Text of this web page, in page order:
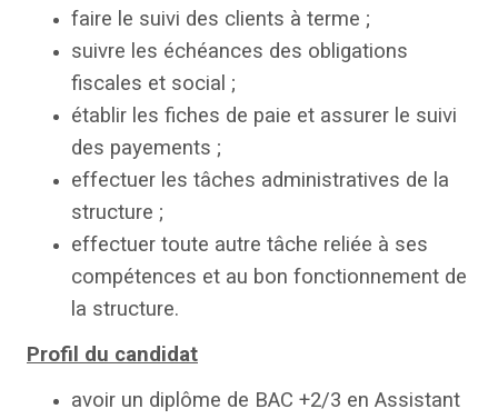
faire le suivi des clients à terme ;
suivre les échéances des obligations
fiscales et social ;
établir les fiches de paie et assurer le suivi
des payements ;
effectuer les tâches administratives de la
structure ;
effectuer toute autre tâche reliée à ses
compétences et au bon fonctionnement de
la structure.
Profil du candidat
avoir un diplôme de BAC +2/3 en Assistant